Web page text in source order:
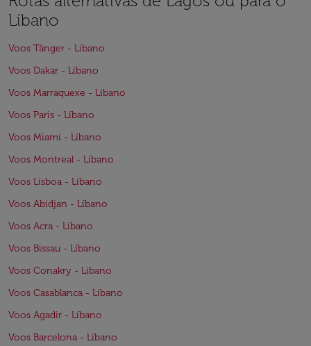
Líbano
Voos Tânger - Líbano
Voos Dakar - Líbano
Voos Marraquexe - Líbano
Voos Paris - Líbano
Voos Miami - Líbano
Voos Montreal - Líbano
Voos Lisboa - Líbano
Voos Abidjan - Líbano
Voos Acra - Líbano
Voos Bissau - Líbano
Voos Conakry - Líbano
Voos Casablanca - Líbano
Voos Agadir - Líbano
Voos Barcelona - Líbano